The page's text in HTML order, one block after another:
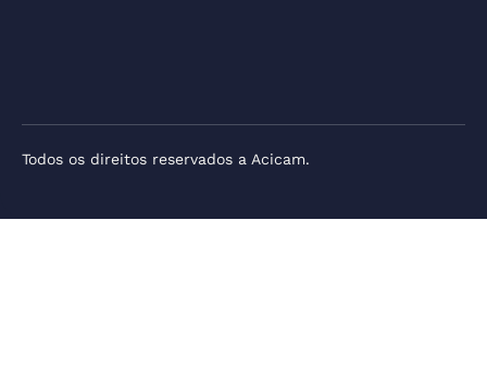
Todos os direitos reservados a Acicam.